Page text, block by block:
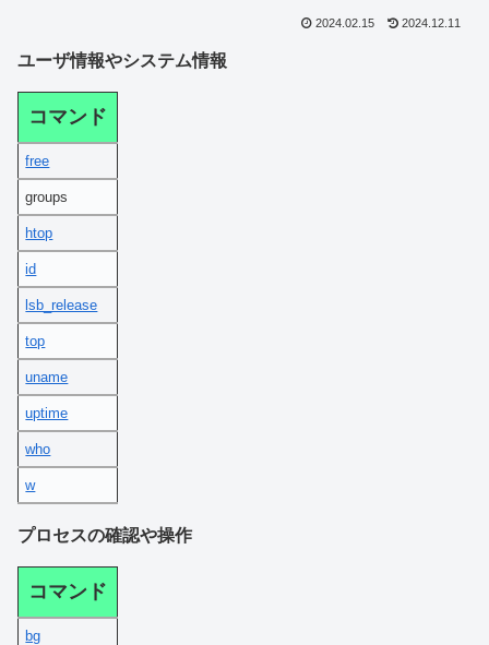
2024.02.15 2024.12.11
ユーザ情報やシステム情報
コマンド
free
groups
htop
id
lsb_release
top
uname
uptime
who
w
プロセスの確認や操作
コマンド
bg